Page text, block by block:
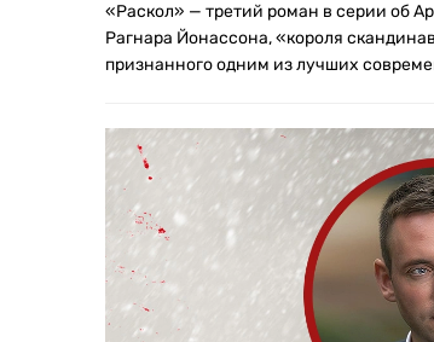
«Раскол» — третий роман в серии об
Рагнара Йонассона, «короля
признанного одним из лучших